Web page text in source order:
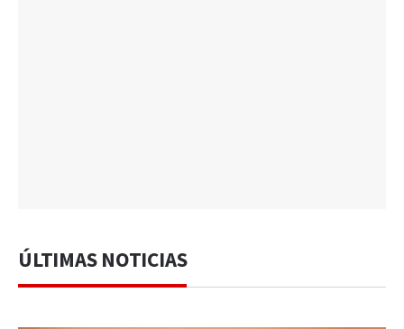
ÚLTIMAS NOTICIAS